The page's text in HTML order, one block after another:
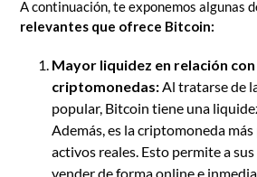
A continuación, te exponemos algunas
relevantes que ofrece Bitcoin:
Mayor liquidez en relación
criptomonedas: Al tratarse de
popular, Bitcoin tiene una
Además, es la criptomoneda
activos reales. Esto permite a
vender de forma online e